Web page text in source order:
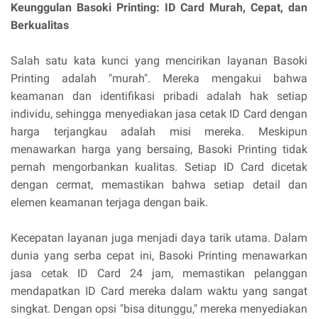
Keunggulan Basoki Printing: ID Card Murah, Cepat, dan
Berkualitas
Salah satu kata kunci yang mencirikan layanan Basoki
Printing adalah "murah". Mereka mengakui bahwa
keamanan dan identifikasi pribadi adalah hak setiap
individu, sehingga menyediakan jasa cetak ID Card dengan
harga terjangkau adalah misi mereka. Meskipun
menawarkan harga yang bersaing, Basoki Printing tidak
pernah mengorbankan kualitas. Setiap ID Card dicetak
dengan cermat, memastikan bahwa setiap detail dan
elemen keamanan terjaga dengan baik.
Kecepatan layanan juga menjadi daya tarik utama. Dalam
dunia yang serba cepat ini, Basoki Printing menawarkan
jasa cetak ID Card 24 jam, memastikan pelanggan
mendapatkan ID Card mereka dalam waktu yang sangat
singkat. Dengan opsi "bisa ditunggu," mereka menyediakan